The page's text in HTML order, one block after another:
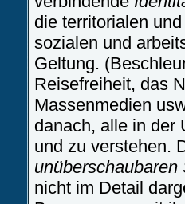
die territorialen
sozialen und
Geltung.
Reisefreiheit, das
Massenmedien
danach, alle in der
und zu verstehen.
unüberschaubaren
nicht im Detail